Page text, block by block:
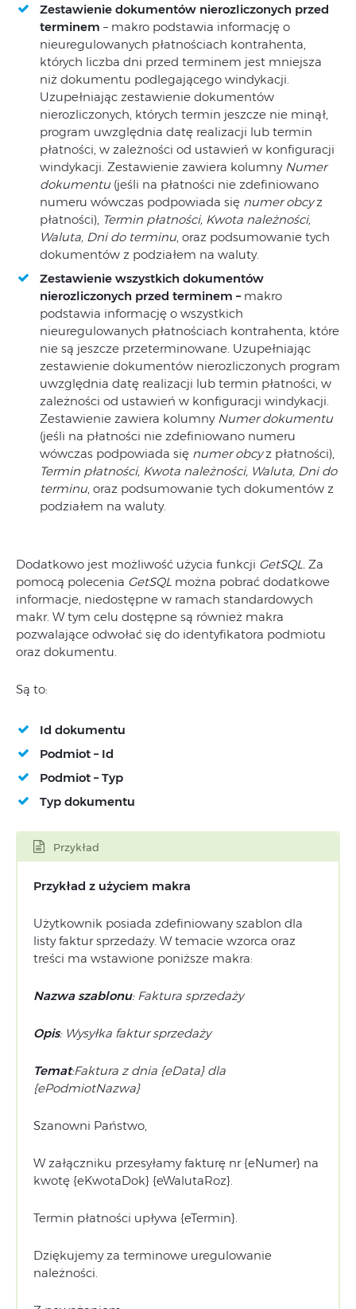
Zestawienie dokumentów nierozliczonych przed
terminem – makro podstawia informację o
nieuregulowanych płatnościach kontrahenta,
których liczba dni przed terminem jest mniejsza
niż dokumentu podlegającego windykacji.
Uzupełniając zestawienie dokumentów
nierozliczonych, których termin jeszcze nie minął,
program uwzględnia datę realizacji lub termin
płatności, w zależności od ustawień w konfiguracji
windykacji. Zestawienie zawiera kolumny Numer
dokumentu (jeśli na płatności nie zdefiniowano
numeru wówczas podpowiada się numer obcyz
płatności), Termin płatności, Kwota należności,
Waluta, Dni do terminu , oraz podsumowanie tych
dokumentów z podziałem na waluty.
Zestawienie wszystkich dokumentów
nierozliczonych przed terminem – makro
podstawia informację o wszystkich
nieuregulowanych płatnościach kontrahenta, które
nie są jeszcze przeterminowane. Uzupełniając
zestawienie dokumentów nierozliczonych program
uwzględnia datę realizacji lub termin płatności, w
zależności od ustawień w konfiguracji windykacji.
Zestawienie zawiera kolumny Numer dokumentu
(jeśli na płatności nie zdefiniowano numeru
wówczas podpowiada się numer obcyz płatności),
Termin płatności, Kwota należności, Waluta, Dni do
terminu , oraz podsumowanie tych dokumentów z
podziałem na waluty.
Dodatkowo jest możliwość użycia funkcji GetSQL. Za
pomocą polecenia GetSQL można pobrać dodatkowe
informacje, niedostępne w ramach standardowych
makr. W tym celu dostępne są również makra
pozwalające odwołać się do identyfikatora podmiotu
oraz dokumentu.
Są to:
Id dokumentu
Podmiot – Id
Podmiot – Typ
Typ dokumentu
Przykład
Przykład z użyciem makra
Użytkownik posiada zdefiniowany szablon dla
listy faktur sprzedaży. W temacie wzorca oraz
treści ma wstawione poniższe makra:
Nazwa szablonu: Faktura sprzedaży
Opis: Wysyłka faktur sprzedaży
Temat:Faktura z dnia {eData} dla
{ePodmiotNazwa}
Szanowni Państwo,
W załączniku przesyłamy fakturę nr {eNumer} na
kwotę {eKwotaDok} {eWalutaRoz}.
Termin płatności upływa {eTermin}.
Dziękujemy za terminowe uregulowanie
należności.